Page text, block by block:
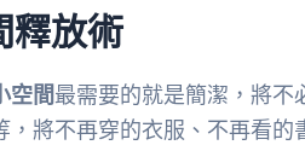
釋放術
空間最需要的就是簡潔，將不
將不再穿的衣服、不再看的